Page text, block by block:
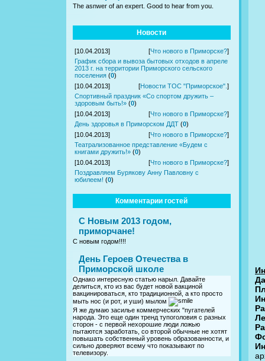
The asnwer of an expert. Good to hear from you.
Новости
[10.04.2013] [Что нового в Приморске?]
График сбора и вывоза бытовых отходов в апреле
2013 г. на территории Приморского сельского
поселения (0)
[10.04.2013]
[Новости ТОС "Приморское". ]
Спортивный праздник «Со спортом дружить –
здоровым быть!» (0)
[10.04.2013]
[Что нового в Приморске?]
День здоровья в Приморском ДДТ (0)
[10.04.2013]
[Что нового в Приморске?]
Театрализованное представление «Будем с
книгами дружить!» (0)
[10.04.2013]
[Что нового в Приморске?]
Поздравляем Бурякову Анну Павловну с
юбилеем! (0)
Комментарии гостей
С Новым 2013 годом,
приморчане!
С новым годом!!!!
День Героев Отечества в
Приморской школе
Однако интересную статью нарыл. Давайте
делиться, кто из вас будет новой вакциной
вакцинироваться, кто традиционной, а кто просто
мыть нос (и рот, и уши) мылом
Я же думаю засилье коммерческих "пугателей
народа. Это еще один тренд тупоголовия с разных
сторон - с первой нехорошие люди ложью
пытаются заработать, со второй обычные не хотят
повышать собственный уровень образованности, и
сильно доверяют всему что показывают по
телевизору.